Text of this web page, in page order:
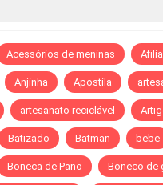
Acessórios de meninas
Anjinha Apostila
artesanato reciclável
Batizado Batman bebe
Boneca de Pano Boneco de